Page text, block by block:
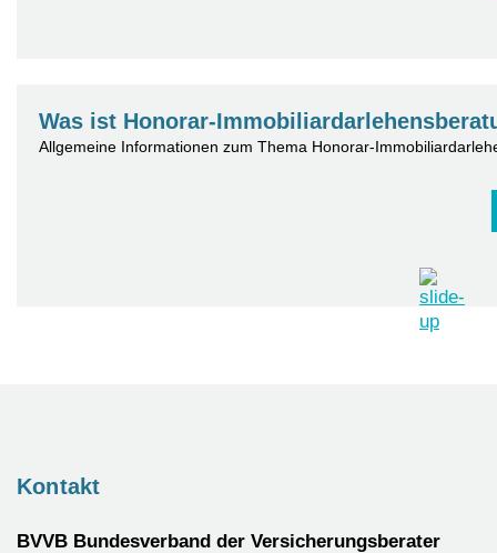
Was ist Honorar-
Allgemeine Informationen zum Thema Honorar-
Kontakt
BVVB Bundesverband der Versicherungsberater